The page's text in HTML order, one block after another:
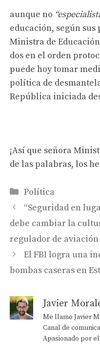
aunque no
educación, según
Ministra de
dos en el orden
puede hoy tomar
política de
República iniciada
¡Así que señora
de las palabras, los
Categorías
Política
“Seguridad en
debe cambiar la
regulador de
El FBI logra una
bombas caseras en
Javier
Me llamo Javier
Canal de
Apasionado por